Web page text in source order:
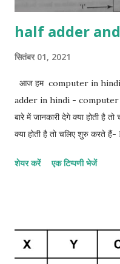
half adder
सितंबर 01, 2021
आज हम computer in
adder in hindi -
बारे में जानकारी देगे क्या होती है
क्या होती है तो चलिए शुरु
hindi:- half adder सबसे
Specified करना आवश्यक है
शेयर करें एक टिप्पणी भेजें